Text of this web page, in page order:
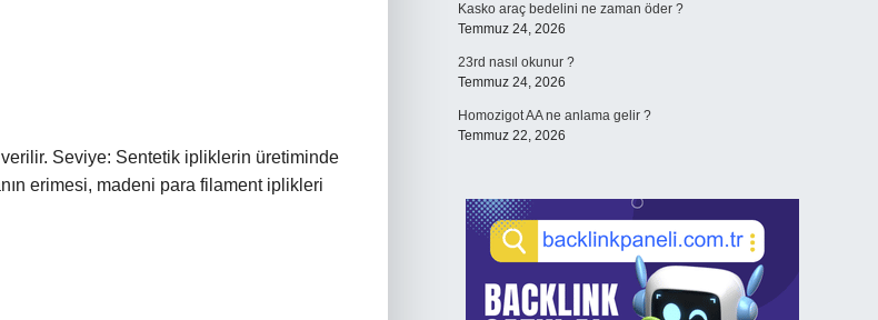
verilir. Seviye: Sentetik ipliklerin üretiminde
erimesi, madeni para filament iplikleri
Kasko araç bedelini ne zaman öder ?
Temmuz 24, 2026
23rd nasıl okunur ?
Temmuz 24, 2026
Homozigot AA ne anlama gelir ?
Temmuz 22, 2026